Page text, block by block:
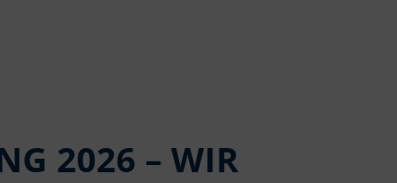
2026 – WIR